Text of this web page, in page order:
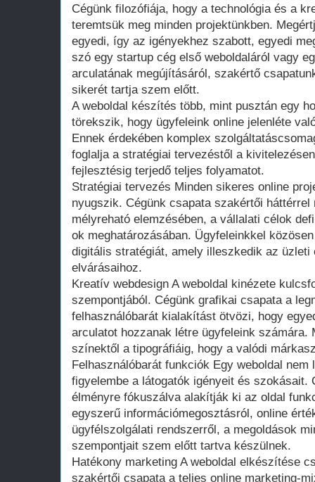
Cégünk filozófiája, hogy a technológia és a
teremtsük meg minden projektünkben.
egyedi, így az igényekhez szabott, egyedi
szó egy startup cég első weboldaláról vagy
arculatának megújításáról, szakértő
sikerét tartja szem előtt.
A weboldal készítés több, mint pusztán egy
törekszik, hogy ügyfeleink online jelenléte
Ennek érdekében komplex
foglalja a stratégiai tervezéstől a
fejlesztésig terjedő teljes folyamatot.
Stratégiai tervezés Minden sikeres online
nyugszik. Cégünk csapata szakértői
mélyreható elemzésében, a vállalati célok
ok meghatározásában. Ügyfeleinkkel
digitális stratégiát, amely illeszkedik az
elvárásaihoz.
Kreatív webdesign A weboldal kinézete
szempontjából. Cégünk grafikai csapata a
felhasználóbarát kialakítást ötvözi, hogy
arculatot hozzanak létre ügyfeleink számára.
színektől a tipográfiáig, hogy a valódi
Felhasználóbarát funkciók Egy weboldal
figyelembe a látogatók igényeit és szokásait.
élményre fókuszálva alakítják ki az oldal
egyszerű információmegosztásról, online
ügyfélszolgálati rendszerről, a megoldások
szempontjait szem előtt tartva készülnek.
Hatékony marketing A weboldal elkészítése
szakértői csapata a teljes online marketing-